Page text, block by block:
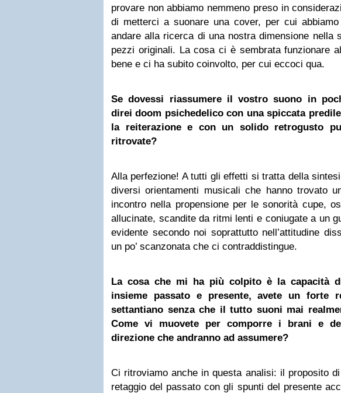
provare non abbiamo nemmeno preso in
di metterci a suonare una cover, per cui
andare alla ricerca di una nostra dimensione nella
pezzi originali. La cosa ci è sembrata funzionare
bene e ci ha subito coinvolto, per cui eccoci qua.
Se dovessi riassumere il vostro suono in
direi doom psichedelico con una spiccata
la reiterazione e con un solido retrogusto
ritrovate?
Alla perfezione! A tutti gli effetti si tratta della
diversi orientamenti musicali che hanno trovato
incontro nella propensione per le sonorità cupe,
allucinate, scandite da ritmi lenti e coniugate a un
evidente secondo noi soprattutto nell’attitudine
un po’ scanzonata che ci contraddistingue.
La cosa che mi ha più colpito è la capacità
insieme passato e presente, avete un forte
settantiano senza che il tutto suoni mai
Come vi muovete per comporre i brani e
direzione che andranno ad assumere?
Ci ritroviamo anche in questa analisi: il proposito
retaggio del passato con gli spunti del presente